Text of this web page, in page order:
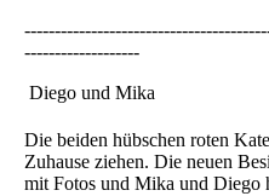
-------------------
Diego und Mika
Die beiden hübschen roten
Zuhause ziehen. Die neuen
mit Fotos und Mika und Diego